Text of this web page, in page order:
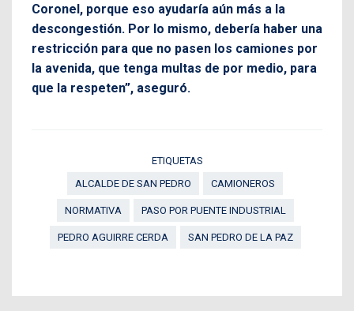
Coronel, porque eso ayudaría aún más a la
descongestión. Por lo mismo, debería haber una
restricción para que no pasen los camiones por
la avenida, que tenga multas de por medio, para
que la respeten”, aseguró.
ETIQUETAS
ALCALDE DE SAN PEDRO
CAMIONEROS
NORMATIVA PASO POR PUENTE INDUSTRIAL
PEDRO AGUIRRE CERDA SAN PEDRO DE LA PAZ